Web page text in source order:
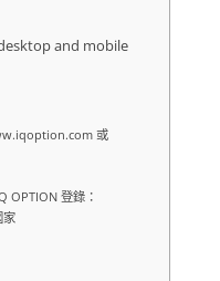
and mobile
或
OPTION 登錄：
家